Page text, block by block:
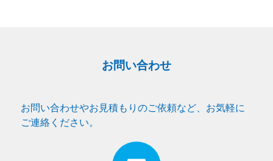
お問い合わせ
お問い合わせやお見積もりのご依頼など、お気軽に
ご連絡ください。